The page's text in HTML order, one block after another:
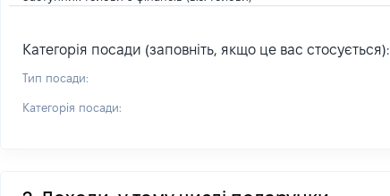
Категорія посади (заповніть, якщо це вас стосується):
Тип посади:
Категорія посади: